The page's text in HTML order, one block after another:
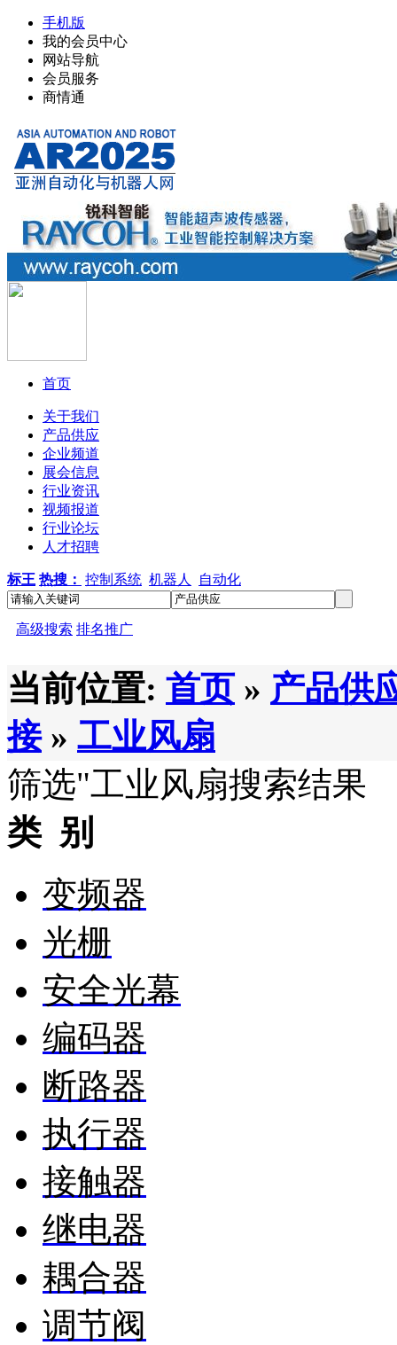
手机版
我的会员中心
网站导航
会员服务
商情通
首页
关于我们
产品供应
企业频道
展会信息
行业资讯
视频报道
行业论坛
人才招聘
标王 热搜： 控制系统 机器人 自动化
高级搜索 排名推广
当前位置: 首页 » 产品供
接» 工业风扇
筛选"工业风扇搜索结果
类 别
变频器
光栅
安全光幕
编码器
断路器
执行器
接触器
继电器
耦合器
调节阀